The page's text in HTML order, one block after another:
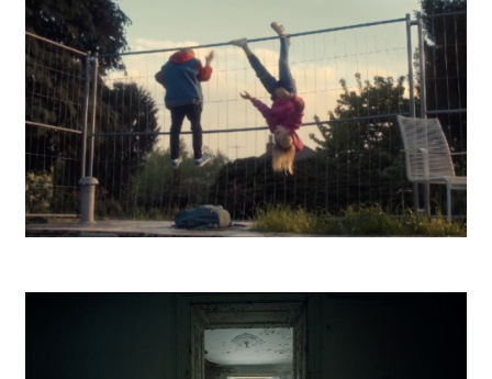
Kooperativa Na celý život